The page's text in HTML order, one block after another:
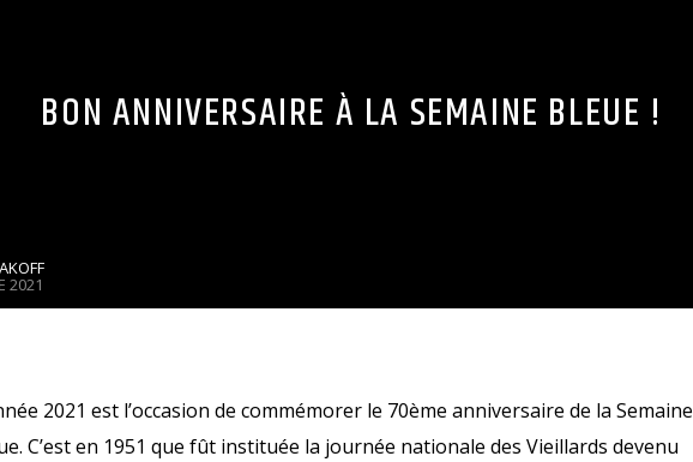
BON ANNIVERSAIRE À LA SEMAINE BLEUE !
2021
2021 est l’occasion de commémorer le 70ème anniversaire de la Semaine
C’est en 1951 que fût instituée la journée nationale des Vieillards devenu